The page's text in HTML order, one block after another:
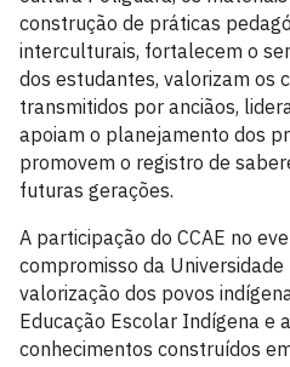
construção de práticas
interculturais, fortalecem o
dos estudantes, valorizam os
transmitidos por anciãos,
apoiam o planejamento dos
promovem o registro de
futuras gerações.
A participação do CCAE no
compromisso da
valorização dos povos
Educação Escolar Indígena e
conhecimentos construídos